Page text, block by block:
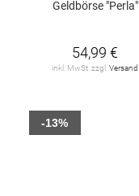
Geldbörse "Perla"
54,99 €
inkl. MwSt. zzgl.Versand
-13%